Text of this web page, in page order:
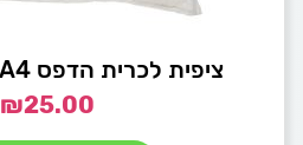
ציפית לכרית הדפס A4 שם ילד על ענן
₪25.00